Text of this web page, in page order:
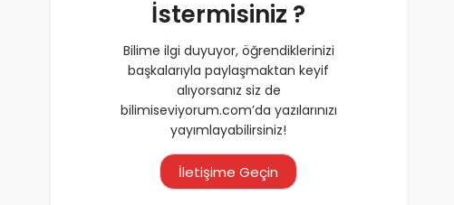
İstermisiniz ?
Bilime ilgi duyuyor, öğrendiklerinizi
başkalarıyla paylaşmaktan keyif
alıyorsanız siz de
bilimiseviyorum.com’da yazılarınızı
yayımlayabilirsiniz!
İletişime Geçin